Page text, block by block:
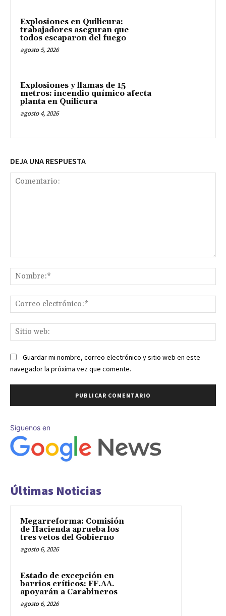
Explosiones en Quilicura:
trabajadores aseguran que
todos escaparon del fuego
agosto 5, 2026
Explosiones y llamas de 15
metros: incendio químico afecta
planta en Quilicura
agosto 4, 2026
DEJA UNA RESPUESTA
Guardar mi nombre, correo electrónico y sitio web en este
navegador la próxima vez que comente.
Síguenos en
Últimas Noticias
Megarreforma: Comisión
de Hacienda aprueba los
tres vetos del Gobierno
agosto 6, 2026
Estado de excepción en
barrios críticos: FF.AA.
apoyarán a Carabineros
agosto 6, 2026